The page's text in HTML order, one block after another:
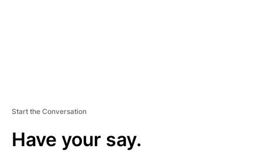
Start the Conversation
Have your say.